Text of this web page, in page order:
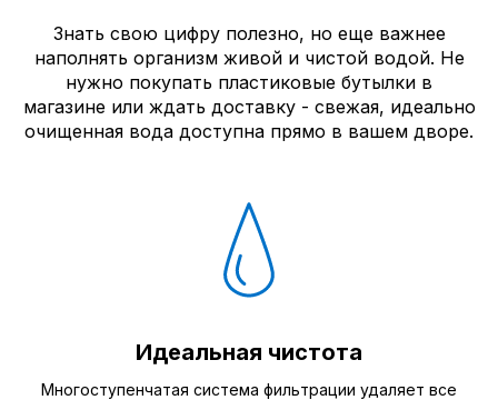
Знать свою цифру полезно, но еще важнее
наполнять организм живой и чистой водой. Не
нужно покупать пластиковые бутылки в
магазине или ждать доставку - свежая, идеально
очищенная вода доступна прямо в вашем дворе.
Идеальная чистота
Многоступенчатая система фильтрации удаляет все